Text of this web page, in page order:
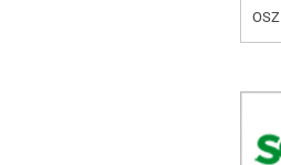
OSZ